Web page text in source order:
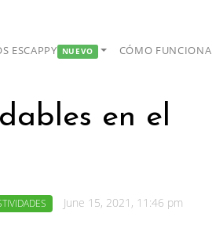
ESCAPPY NUEVO CÓMO FUNCIONA
en el
June 15, 2021, 11:46 pm